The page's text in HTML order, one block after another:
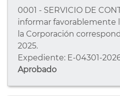
0001 - SERVICIO DE
informar favorablemente
la Corporación
2025.
Expediente: E-04301-
Aprobado